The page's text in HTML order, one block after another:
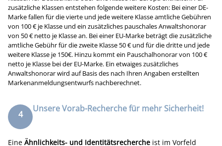
zusätzliche Klassen entstehen folgende weitere Kosten: Bei einer DE-
Marke fallen für die vierte und jede weitere Klasse amtliche Gebühren
von 100 € je Klasse und ein zusätzliches pauschales Anwaltshonorar
von 50 € netto je Klasse an. Bei einer EU-Marke beträgt die zusätzliche
amtliche Gebühr für die zweite Klasse 50 € und für die dritte und jede
weitere Klasse je 150€. Hinzu kommt ein Pauschalhonorar von 100 €
netto je Klasse bei der EU-Marke. Ein etwaiges zusätzliches
Anwaltshonorar wird auf Basis des nach Ihren Angaben erstellten
Markenanmeldungsentwurfs nachberechnet.
4
Unsere Vorab-Recherche für mehr Sicherheit!
Eine Ähnlichkeits- und Identitätsrecherche ist im Vorfeld